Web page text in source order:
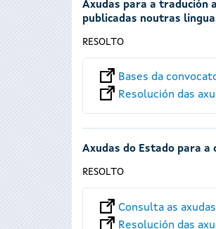
Axudas para a tradución
publicadas noutras
RESOLTO
Bases da
Resolución das
Axudas do Estado para
RESOLTO
Consulta as axudas
Resolución das